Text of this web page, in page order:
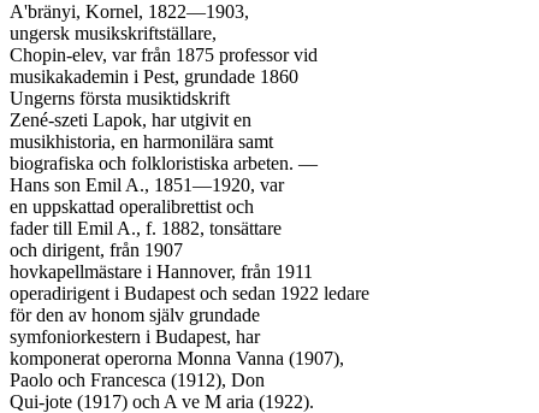
A'bränyi, Kornel, 1822—1903,
ungersk musikskriftställare,
Chopin-elev, var från 1875 professor vid
musikakademin i Pest, grundade 1860
Ungerns första musiktidskrift
Zené-szeti Lapok, har utgivit en
musikhistoria, en harmonilära samt
biografiska och folkloristiska arbeten. —
Hans son Emil A., 1851—1920, var
en uppskattad operalibrettist och
fader till Emil A., f. 1882, tonsättare
och dirigent, från 1907
hovkapellmästare i Hannover, från 1911
operadirigent i Budapest och sedan 1922 ledare
för den av honom själv grundade
symfoniorkestern i Budapest, har
komponerat operorna Monna Vanna (1907),
Paolo och Francesca (1912), Don
Qui-jote (1917) och A ve M aria (1922).